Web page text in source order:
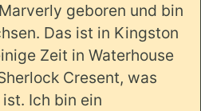
geboren und bin
Das ist in Kingston
Zeit in Waterhouse
Cresent, was
Ich bin ein